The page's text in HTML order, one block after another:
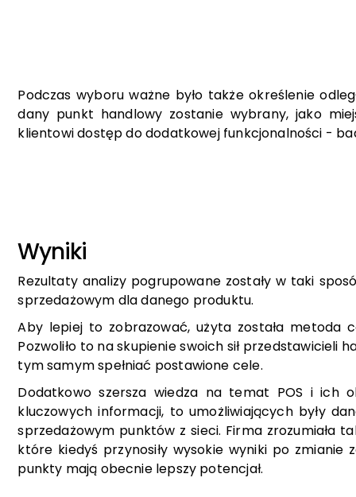
Podczas wyboru ważne było także określenie
dany punkt handlowy zostanie wybrany, jako
klientowi dostęp do dodatkowej funkcjonalności -
Wyniki
Rezultaty analizy pogrupowane zostały w taki
sprzedażowym dla danego produktu.
Aby lepiej to zobrazować, użyta została
Pozwoliło to na skupienie swoich sił
tym samym spełniać postawione cele.
Dodatkowo szersza wiedza na temat POS i ich
kluczowych informacji, to umożliwiających były
sprzedażowym punktów z sieci. Firma zrozumiała
które kiedyś przynosiły wysokie wyniki po
punkty mają obecnie lepszy potencjał.